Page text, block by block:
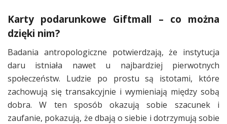
Karty podarunkowe Giftmall – co można
dzięki nim?
Badania antropologiczne potwierdzają, że instytucja
daru istniała nawet u najbardziej pierwotnych
społeczeństw. Ludzie po prostu są istotami, które
zachowują się transakcyjnie i wymieniają między sobą
dobra. W ten sposób okazują sobie szacunek i
zaufanie, pokazują, że dbają o siebie i dotrzymują sobie